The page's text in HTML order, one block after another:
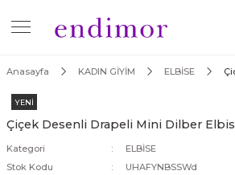
Anasayfa KADIN GİYİM ELBİSE
YENİ
Çiçek Desenli Drapeli Mini Dilber
Kategori
ELBİSE
Stok Kodu
UHAFYNBSSWd